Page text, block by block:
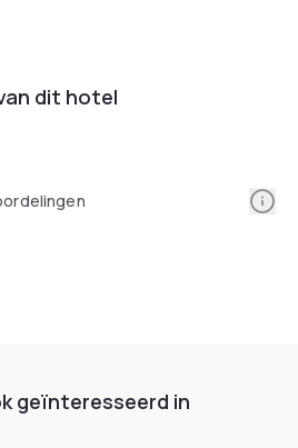
dit hotel
geïnteresseerd in